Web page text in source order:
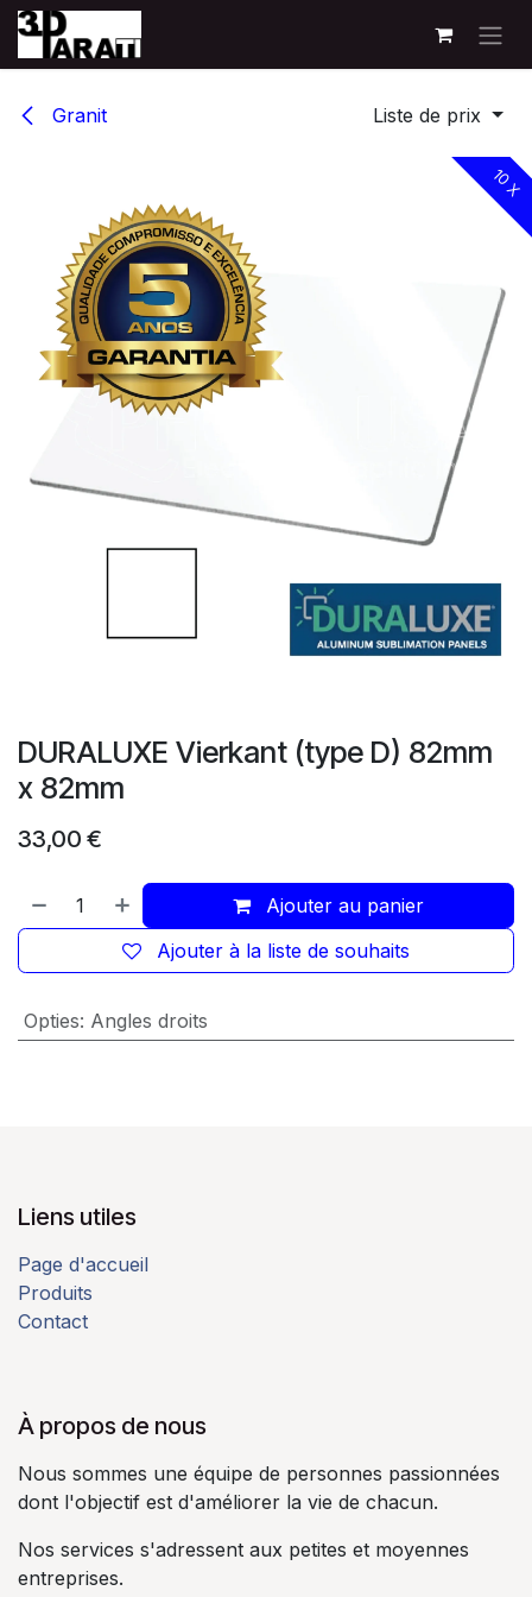
Se rendre au contenu
Granit Liste de prix
10 X
DURALUXE Vierkant (type D) 82mm
x 82mm
33,00 €
Ajouter au panier
Ajouter à la liste de souhaits
Opties: Angles droits
Liens utiles
Page d'accueil
Produits
Contact
À propos de nous​
Nous sommes une équipe de personnes passionnées
dont l'objectif est d'améliorer la vie de chacun.​
Nos services s'adressent aux petites et moyennes
entreprises.​